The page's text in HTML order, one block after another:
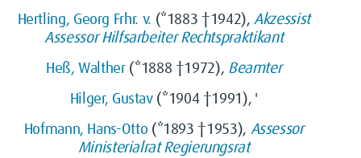
Hertling, Georg Frhr. v. (*1883 †1942),Akzessist
Assessor Hilfsarbeiter Rechtspraktikant
Heß, Walther(*1888 †1972), Beamter
Hilger, Gustav(*1904 †1991), '
Hofmann, Hans-Otto (*1893 †1953), Assessor
Ministerialrat Regierungsrat